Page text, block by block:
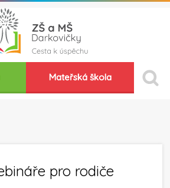
Mateřská škola
pro rodiče